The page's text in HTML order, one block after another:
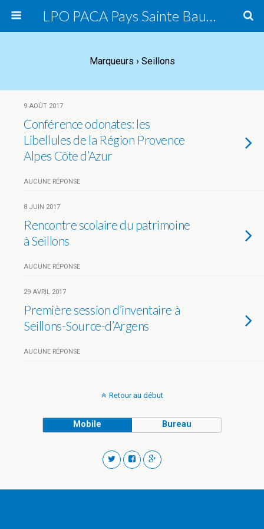
LPO PACA Pays Sainte Baume, groupe local
Marqueurs › Seillons
9 AOÛT 2017
Conférence odonates: les
Libellules de la Région Provence
Alpes Côte d’Azur
AUCUNE RÉPONSE
8 JUIN 2017
Rencontre scolaire du patrimoine
à Seillons
AUCUNE RÉPONSE
29 AVRIL 2017
Première session d’inventaire à
Seillons-Source-d’Argens
AUCUNE RÉPONSE
Retour au début
Mobile Bureau